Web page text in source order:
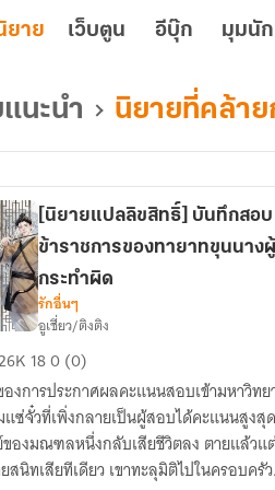
ยาย เว็บตูน อีบุ๊ก มุมนัก
นะนำ นิยายที่คล้าย
]
าร
[นิยายแปลลิขสิทธิ์] บันทึกสอบ
ข้าราชการของทายาทขุนนางผู้
กระทำผิด
รักอื่นๆ
อูเชี่ยว/ติงติง
180 (0)
งการประกาศผลคะแนนสอบเข้ามหาวิท
ซ่จั๋วที่เพิ่งกลายเป็นผู้สอบได้คะแนนสูงสุ
ของมณฑลหนึ่งกลับเสียชีวิตลง ตายแล้วแ
สนิทเสียทีเดียว เขาทะลุมิติไปในครอบครัว